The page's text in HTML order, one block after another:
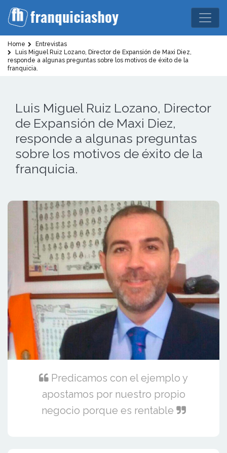
Home
Entrevistas
Luis Miguel Ruiz Lozano, Director de Expansión de Maxi Diez,
responde a algunas preguntas sobre los motivos de éxito de la
franquicia.
Luis Miguel Ruiz Lozano, Director
de Expansión de Maxi Diez,
responde a algunas preguntas
sobre los motivos de éxito de la
franquicia.
Predicamos con el ejemplo y
apostamos por nuestro propio
negocio porque es rentable